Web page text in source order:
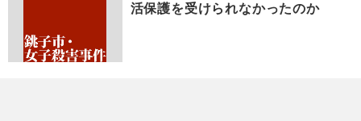
活保護を受けられなかったのか